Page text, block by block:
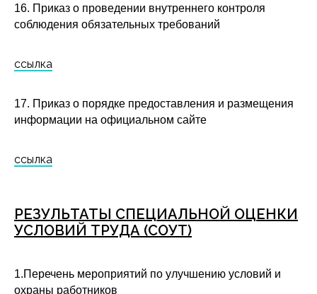
16. Приказ о проведении внутреннего контроля
соблюдения обязательных требований
ссылка
17. Приказ о порядке предоставления и размещения
информации на официальном сайте
ссылка
РЕЗУЛЬТАТЫ СПЕЦИАЛЬНОЙ ОЦЕНКИ
УСЛОВИЙ ТРУДА (СОУТ)
1.Перечень мероприятий по улучшению условий и
охраны работников